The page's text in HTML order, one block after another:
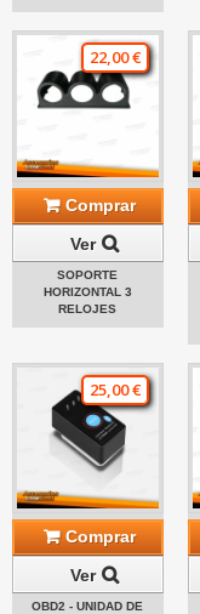
22,00 €
Comprar
Ver
SOPORTE
HORIZONTAL 3
RELOJES
25,00 €
Comprar
Ver
OBD2 - UNIDAD DE